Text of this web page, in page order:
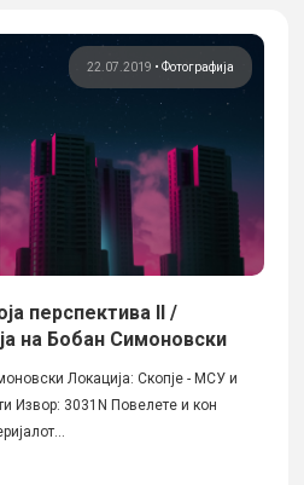
22.07.2019 •Фотографија
перспектива II /
на Бобан Симоновски
Локација: Скопје - МСУ и
Извор: 3031N Повелете и кон